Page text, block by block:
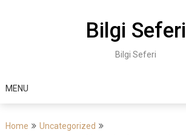
Bilgi Seferi
Bilgi Seferi
MENU
Home
Uncategorized